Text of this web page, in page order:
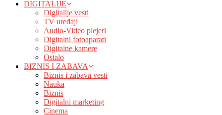
DIGITALIJE
Digitalije vesti
TV uređaji
Audio-Video plejeri
Digitalni fotoaparati
Digitalne kamere
Ostalo
BIZNIS I ZABAVA
Biznis i zabava vesti
Nauka
Biznis
Digitalni marketing
Cinema